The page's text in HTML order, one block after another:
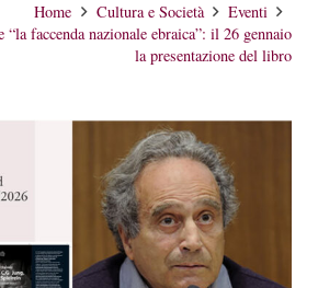
Home Cultura e Società
Eventi
faccenda nazionale ebraica”: il 26 gennaio
la presentazione del libro